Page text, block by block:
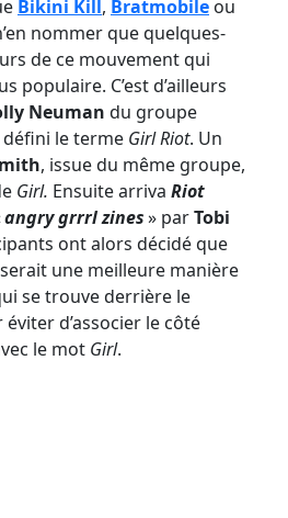
Bikini Kill , Bratmobile ou
nommer que quelques-
de ce mouvement qui
populaire. C’est d’ailleurs
Neuman du groupe
le terme Girl Riot. Un
, issue du même groupe,
Girl. Ensuite arriva Riot
angry grrrl zines» parTobi
ont alors décidé que
une meilleure manière
se trouve derrière le
d’associer le côté
le mot Girl.